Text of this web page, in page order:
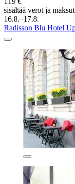
sisältää verot ja maksut
16.8.–17.8.
Radisson Blu Hotel